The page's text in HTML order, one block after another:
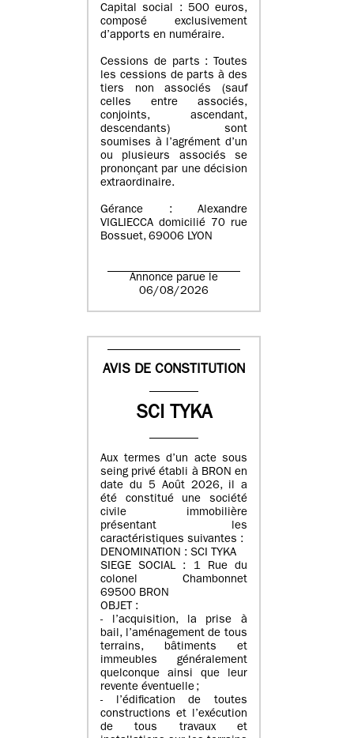
Capital social : 500 euros,
composé exclusivement
d’apports en numéraire.
Cessions de parts : Toutes
les cessions de parts à des
tiers non associés (sauf
celles entre associés,
conjoints, ascendant,
descendants) sont
soumises à l’agrément d’un
ou plusieurs associés se
prononçant par une décision
extraordinaire.
Gérance : Alexandre
VIGLIECCA domicilié 70 rue
Bossuet, 69006 LYON
Annonce parue le
06/08/2026
AVIS DE CONSTITUTION
SCI TYKA
Aux termes d’un acte sous
seing privé établi à BRON en
date du 5 Août 2026, il a
été constitué une société
civile immobilière
présentant les
caractéristiques suivantes :
DENOMINATION : SCI TYKA
SIEGE SOCIAL : 1 Rue du
colonel Chambonnet
69500 BRON
OBJET :
- l’acquisition, la prise à
bail, l’aménagement de tous
terrains, bâtiments et
immeubles généralement
quelconque ainsi que leur
revente éventuelle ;
- l’édification de toutes
constructions et l’exécution
de tous travaux et